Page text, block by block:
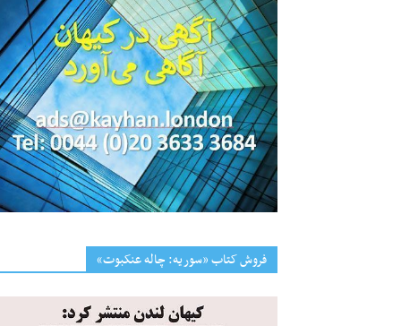
فروش کتاب «سوریه: چاله عنکبوت»